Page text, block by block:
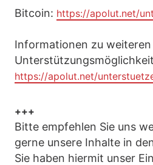
Bitcoin: https://apolut.net/
Informationen zu weiteren
https://apolut.net/
+++
Bitte empfehlen Sie uns
gerne unsere Inhalte in
Sie haben hiermit unser